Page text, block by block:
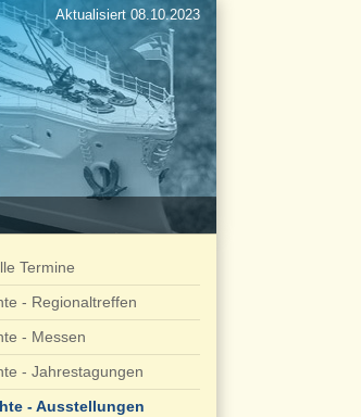
Aktualisiert 08.10.2023
Termine
- Regionaltreffen
- Messen
- Jahrestagungen
- Ausstellungen